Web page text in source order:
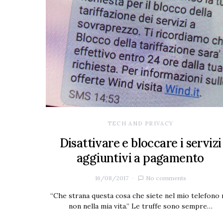
TECH AND PRIVACY
Disattivare e bloccare i servizi
aggiuntivi a pagamento
16/08/2017 No comments
“Che strana questa cosa che siete nel mio telefono
non nella mia vita.” Le truffe sono sempre…